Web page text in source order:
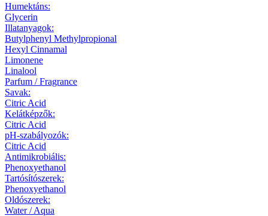
Humektáns:
Glycerin
Illatanyagok:
Butylphenyl Methylpropional
Hexyl Cinnamal
Limonene
Linalool
Parfum / Fragrance
Savak:
Citric Acid
Kelátképzők:
Citric Acid
pH-szabályozók:
Citric Acid
Antimikrobiális:
Phenoxyethanol
Tartósítószerek:
Phenoxyethanol
Oldószerek:
Water / Aqua